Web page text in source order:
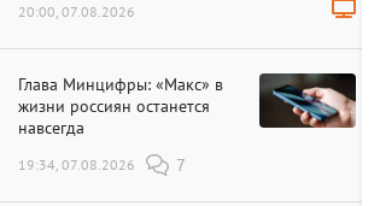
20:00, 07.08.2026
Глава Минцифры: «Макс» в
жизни россиян останется
навсегда
19:34, 07.08.2026 7